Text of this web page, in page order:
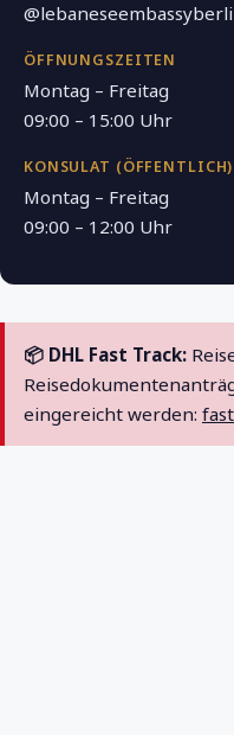
ÖFFNUNGSZEITEN
Montag – Freitag
09:00 – 15:00 Uhr
KONSULAT (ÖFFENTLICH)
Montag – Freitag
09:00 – 12:00 Uhr
📦 DHL Fast Track:
eingereicht werden: